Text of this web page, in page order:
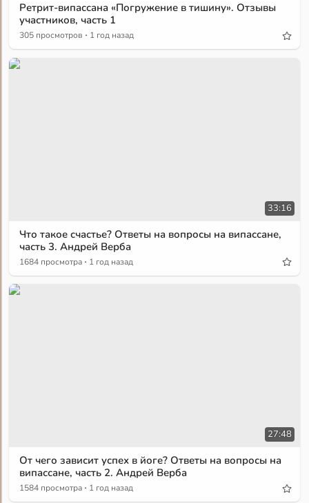
Ретрит-випассана «Погружение в тишину». Отзывы
участников, часть 1
305 просмотров · 1 год назад
33:16
Что такое счастье? Ответы на вопросы на випассане,
часть 3. Андрей Верба
1684 просмотра · 1 год назад
27:48
От чего зависит успех в йоге? Ответы на вопросы на
випассане, часть 2. Андрей Верба
1584 просмотра · 1 год назад